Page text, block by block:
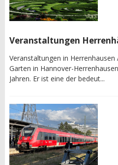
Veranstaltungen
Veranstaltungen in
Garten in Hannover-
Jahren. Er ist eine der bedeut...